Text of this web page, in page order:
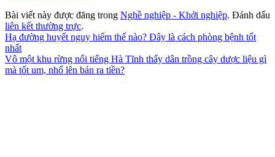
Bài viết này được đăng trong Nghề nghiệp - Khởi nghiệp. Đánh dấu
liên kết thường trực.
Hạ đường huyết nguy hiểm thế nào? Đây là cách phòng bệnh tốt
nhất
Vô một khu rừng nổi tiếng Hà Tĩnh thấy dân trồng cây dược liệu gì
mà tốt um, nhổ lên bán ra tiền?